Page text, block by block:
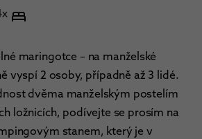
maringotce – na manželské
vyspí 2 osoby, případně až 3 lidé.
dvěma manželským postelím
ložnicích, podívejte se prosím na
stanem, který je v